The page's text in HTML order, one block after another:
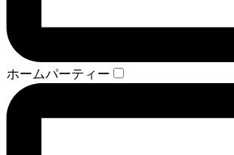
ホームパーティー